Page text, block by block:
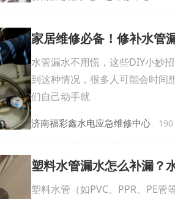
家居维修必备！修补水管
水管漏水不用慌，这些DIY小妙
到这种情况，很多人可能会时间
们自己动手就
济南福彩鑫水电应急维修中心
塑料水管漏水怎么补漏？
塑料水管（如PVC、PPR、PE